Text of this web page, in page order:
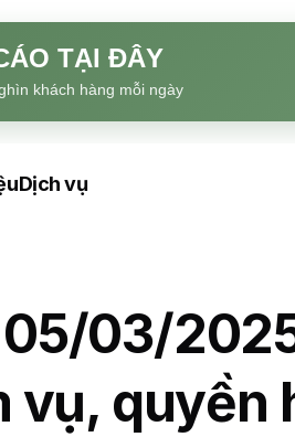
TẠI ĐÂY
khách hàng mỗi ngày
Dịch vụ
03/
quyền